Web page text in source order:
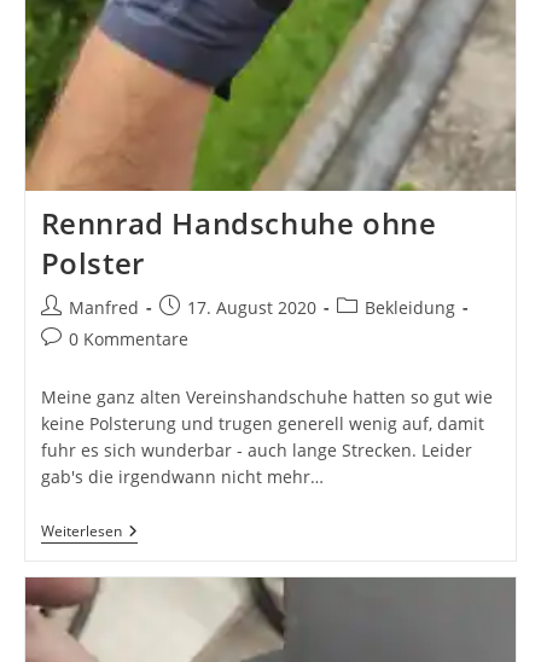
Rennrad Handschuhe ohne
Polster
Beitrags-
Autor:
Manfred
Beitrag
veröffentlicht:
17. August 2020
Beitrags-
Bekleidung
Beitrags-
0 Kommentare
Meine ganz alten Vereinshandschuhe hatten so gut wie
keine Polsterung und trugen generell wenig auf, damit
fuhr es sich wunderbar - auch lange Strecken. Leider
gab's die irgendwann nicht mehr…
WeiterlesenRennrad
Handschuhe